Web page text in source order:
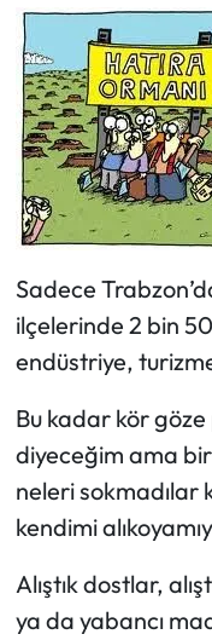
Sadece
ilçelerinde 2 bin
endüstriye,
Bu kadar kör
diyeceğim ama
neleri sokmadılar
kendimi
Alıştık dostlar,
ya da yabancı